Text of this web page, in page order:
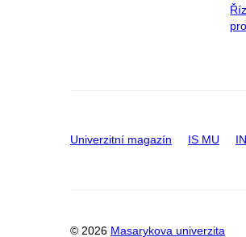
Univerzitní magazín IS MU
© 2026 Masarykova univerzita